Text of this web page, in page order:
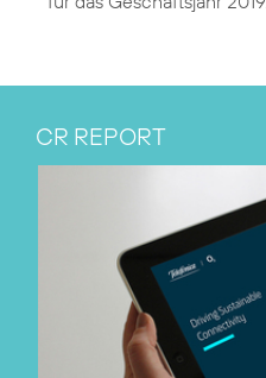
CR REPORT